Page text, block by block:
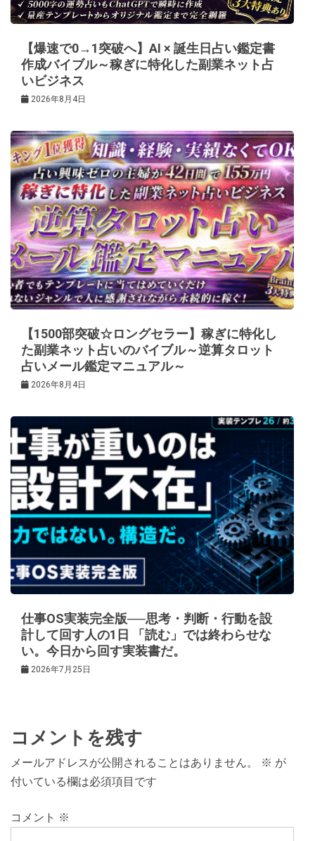
ン【爆速で0→1突破へ】AI × 誕生日占い鑑定書
作成バイブル～稼ぎに特化した副業ネット占
いビジネス
2026年8月4日
【1500部突破☆ロングセラー】稼ぎに特化し
た副業ネット占いのバイブル～逆算タロット
占いメール鑑定マニュアル～
2026年8月4日
仕事OS実装完全版──思考・判断・行動を設
計して回す人の1日 「読む」では終わらせな
い。今日から回す実装書だ。
2026年7月25日
コメントを残す
メールアドレスが公開されることはありません。 ※ が
付いている欄は必須項目です
コメント ※